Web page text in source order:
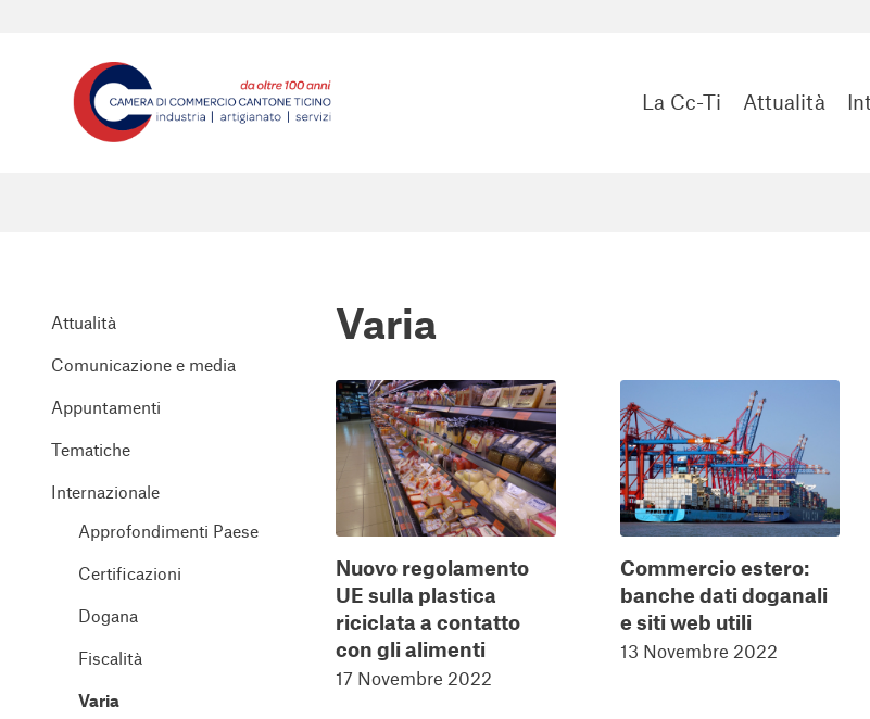
La Cc-Ti Attualità
Attualità
Comunicazione e media
Appuntamenti
Tematiche
Internazionale
Approfondimenti Paese
Certificazioni
Dogana
Fiscalità
Varia
Varia
Nuovo regolamento
UE sulla plastica
riciclata a contatto
con gli alimenti
17 Novembre 2022
Commercio estero:
banche dati doganali
e siti web utili
13 Novembre 2022